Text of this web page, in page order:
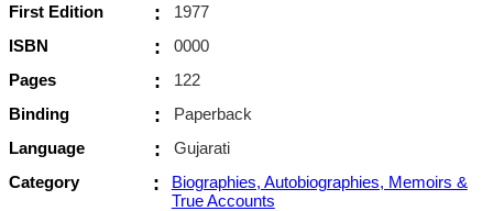
First Edition
:
1977
ISBN
:
0000
Pages
:
122
Binding
:
Paperback
Language
:
Gujarati
Category
:
Biographies, Autobiographies, Memoirs &
True Accounts